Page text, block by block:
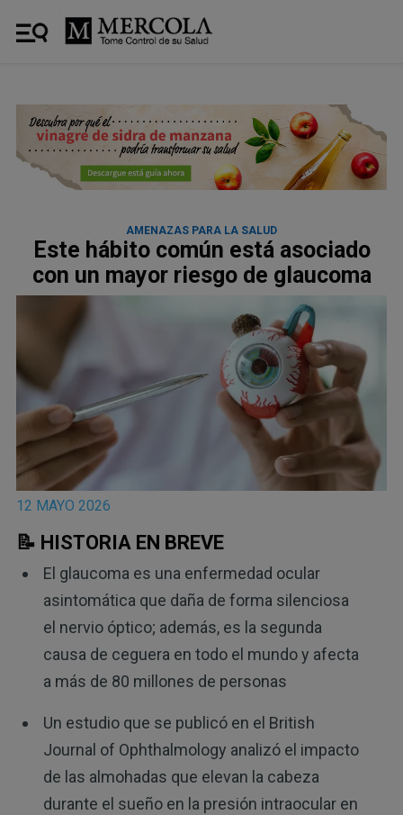
AMENAZAS PARA LA SALUD
Este hábito común está asociado
con un mayor riesgo de glaucoma
12 MAYO 2026
📝 HISTORIA EN BREVE
El glaucoma es una enfermedad ocular
asintomática que daña de forma silenciosa
el nervio óptico; además, es la segunda
causa de ceguera en todo el mundo y afecta
a más de 80 millones de personas
Un estudio que se publicó en el British
Journal of Ophthalmology analizó el impacto
de las almohadas que elevan la cabeza
durante el sueño en la presión intraocular en